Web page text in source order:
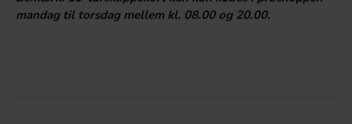
mandag til torsdag mellem kl. 08.00 og 20.00.